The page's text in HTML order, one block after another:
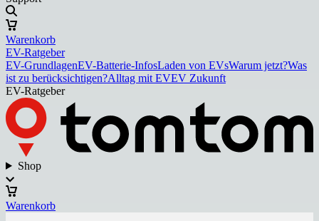
Warenkorb
EV-Ratgeber
EV-GrundlagenEV-Batterie-InfosLaden von EVsWarum jetzt?Was
ist zu berücksichtigen?Alltag mit EVEV Zukunft
EV-Ratgeber
Shop
Warenkorb